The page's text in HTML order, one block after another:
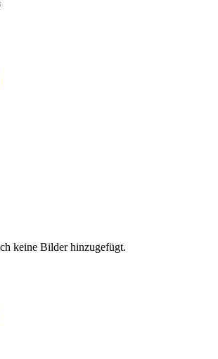
keine Bilder hinzugefügt.